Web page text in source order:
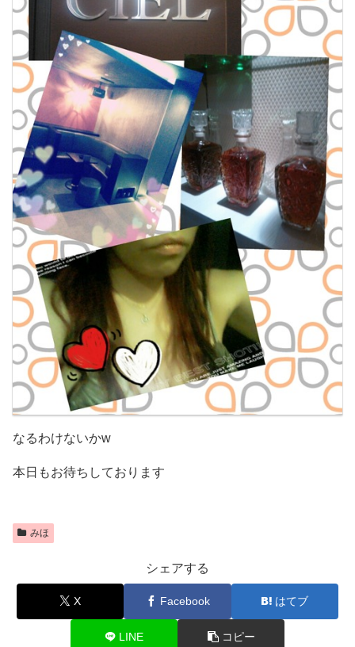
なるわけないかw
本日もお待ちしております
みほ
シェアする
X Facebook はてブ
LINE コピー